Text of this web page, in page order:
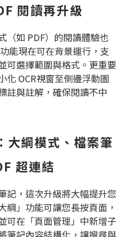
閱讀再升級
（如 PDF）的閱讀體驗也
能現在可在背景運行，支
可選擇範圍與格式。更重要
化 OCR視窗至側邊浮動圖
註與註解，確保閱讀不中
大綱模式、檔案筆
超連結
記，這次升級將大幅提升您
綱」功能可讓您長按頁面，
可在「頁面管理」中新增子
筆記內容結構化，讓搜尋與